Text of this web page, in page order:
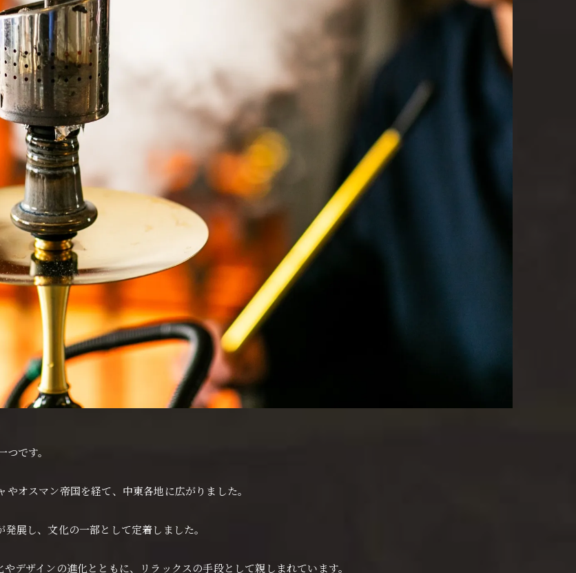
です。
オスマン帝国を経て、中東各地に広がりました。
展し、文化の一部として定着しました。
デザインの進化とともに、リラックスの手段として親しまれています。